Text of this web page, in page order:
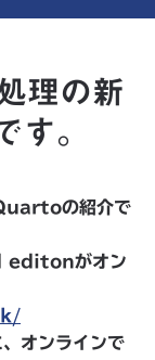
理の新
す。
の紹介で
がオン
オンラインで